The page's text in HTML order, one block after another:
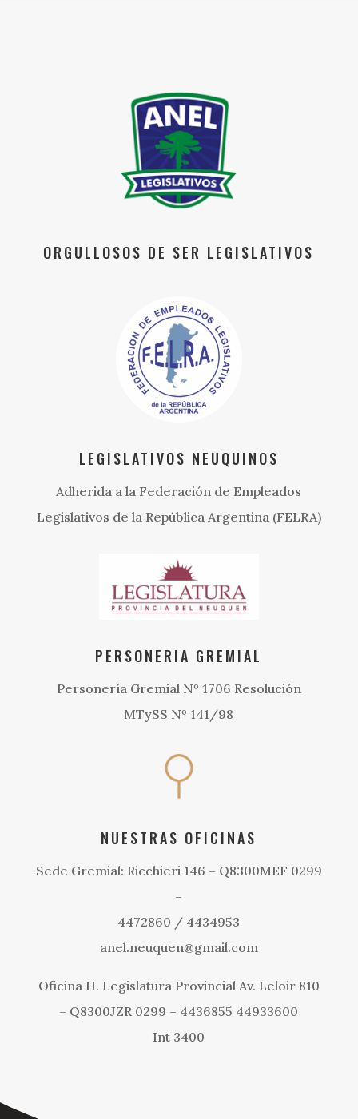
ORGULLOSOS DE SER LEGISLATIVOS
LEGISLATIVOS NEUQUINOS
Adherida a la Federación de Empleados
Legislativos de la República Argentina (FELRA)
PERSONERIA GREMIAL
Personería Gremial Nº 1706 Resolución
MTySS Nº 141/98
NUESTRAS OFICINAS
Sede Gremial: Ricchieri 146 – Q8300MEF 0299
–
4472860 / 4434953
anel.neuquen@gmail.com
Oficina H. Legislatura Provincial Av. Leloir 810
– Q8300JZR 0299 – 4436855 44933600
Int 3400